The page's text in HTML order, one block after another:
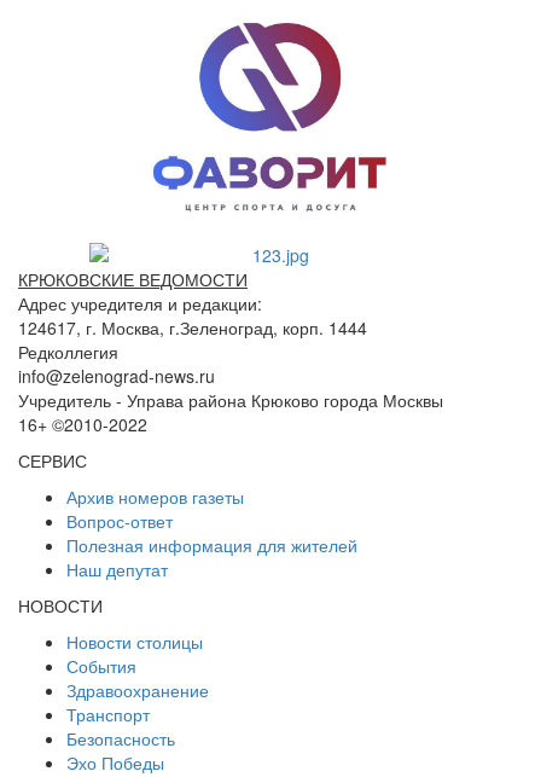
КРЮКОВСКИЕ ВЕДОМОСТИ
Адрес учредителя и редакции:
124617, г. Москва, г.Зеленоград, корп. 1444
Редколлегия
info@zelenograd-news.ru
Учредитель - Управа района Крюково города Москвы
16+ ©2010-2022
СЕРВИС
Архив номеров газеты
Вопрос-ответ
Полезная информация для жителей
Наш депутат
НОВОСТИ
Новости столицы
События
Здравоохранение
Транспорт
Безопасность
Эхо Победы